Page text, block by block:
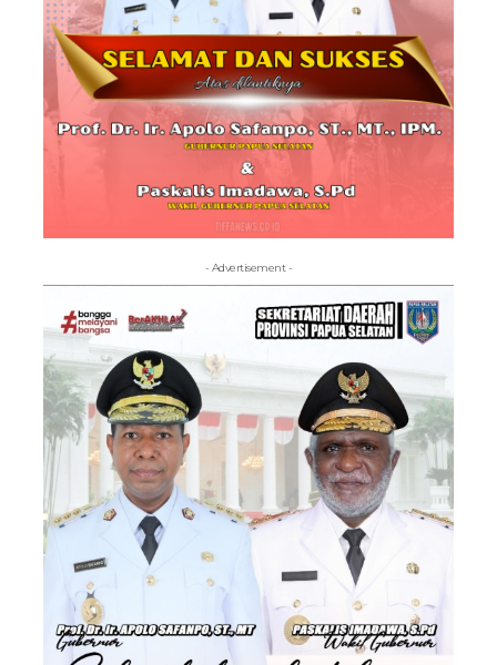
- Advertisement -